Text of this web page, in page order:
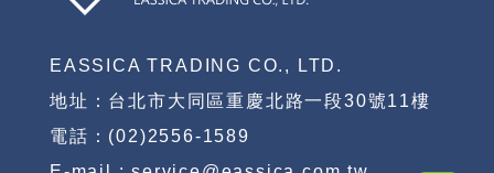
EASSICA TRADING CO., LTD.
地址：台北市大同區重慶北路一段30號11樓
電話：(02)2556-1589